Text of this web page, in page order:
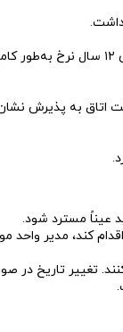
داشت.
اتاق به پذیرش
عیناً مسترد شود.
۱۲ نتواند نسبت به ارائه‌ مکان بر